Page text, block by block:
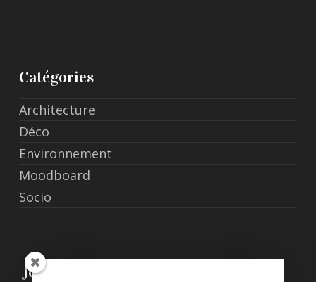
Catégories
Architecture
Déco
Environnement
Moodboard
Socio
Join Us